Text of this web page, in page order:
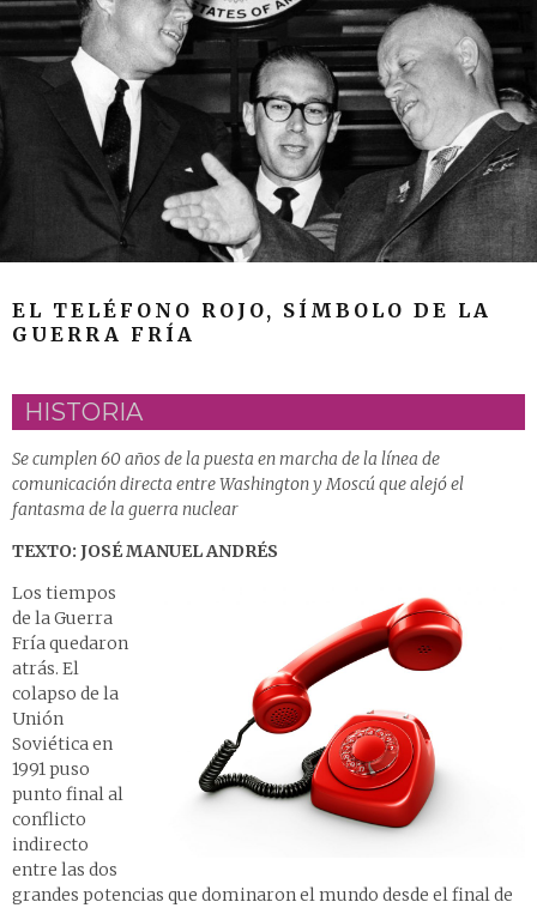
EL TELÉFONO ROJO, SÍMBOLO DE LA
GUERRA FRÍA
HISTORIA
Se cumplen 60 años de la puesta en marcha de la línea de
comunicación directa entre Washington y Moscú que alejó el
fantasma de la guerra nuclear
TEXTO: JOSÉ MANUEL ANDRÉS
Los tiempos
de la Guerra
Fría quedaron
atrás. El
colapso de la
Unión
Soviética en
1991 puso
punto final al
conflicto
indirecto
entre las dos
grandes potencias que dominaron el mundo desde el final de